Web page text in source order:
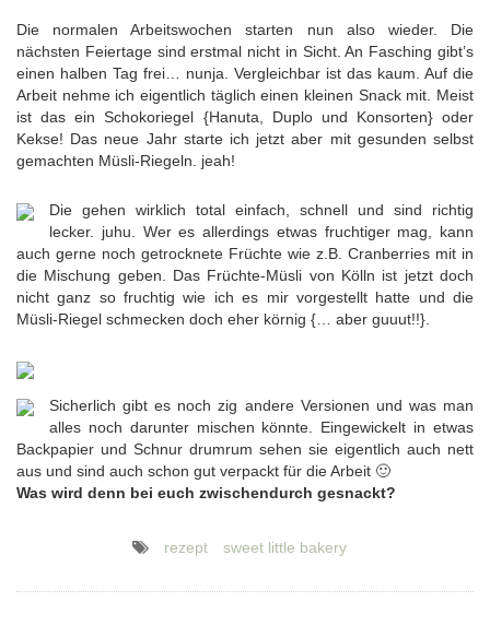
Die normalen Arbeitswochen starten nun also wieder. Die
nächsten Feiertage sind erstmal nicht in Sicht. An Fasching gibt’s
einen halben Tag frei… nunja. Vergleichbar ist das kaum. Auf die
Arbeit nehme ich eigentlich täglich einen kleinen Snack mit. Meist
ist das ein Schokoriegel {Hanuta, Duplo und Konsorten} oder
Kekse! Das neue Jahr starte ich jetzt aber mit gesunden selbst
gemachten Müsli-Riegeln. jeah!
Die gehen wirklich total einfach, schnell und sind richtig
lecker. juhu. Wer es allerdings etwas fruchtiger mag, kann
auch gerne noch getrocknete Früchte wie z.B. Cranberries mit in
die Mischung geben. Das Früchte-Müsli von Kölln ist jetzt doch
nicht ganz so fruchtig wie ich es mir vorgestellt hatte und die
Müsli-Riegel schmecken doch eher körnig {… aber guuut!!}.
Sicherlich gibt es noch zig andere Versionen und was man
alles noch darunter mischen könnte. Eingewickelt in etwas
Backpapier und Schnur drumrum sehen sie eigentlich auch nett
aus und sind auch schon gut verpackt für die Arbeit 🙂
Was wird denn bei euch zwischendurch gesnackt?
rezept sweet little bakery